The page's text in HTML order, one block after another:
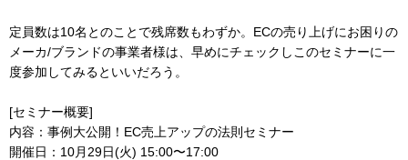
定員数は10名とのことで残席数もわずか。ECの売り上げにお困りの
メーカ/ブランドの事業者様は、早めにチェックしこのセミナーに一
度参加してみるといいだろう。
[セミナー概要]
内容：事例大公開！EC売上アップの法則セミナー
開催日：10月29日(火) 15:00〜17:00